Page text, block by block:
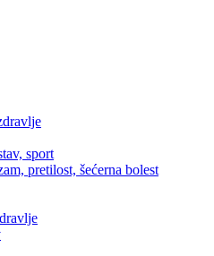
sport
pretilost, šećerna bolest